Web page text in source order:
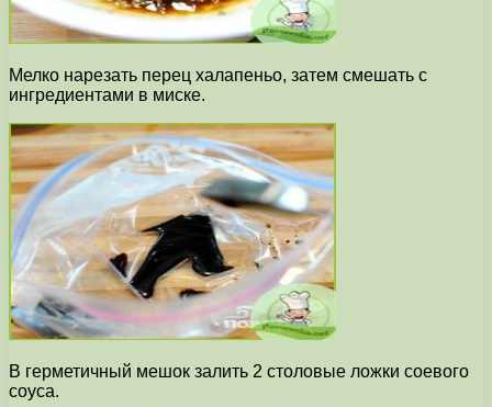
Мелко нарезать перец халапеньо, затем смешать с
ингредиентами в миске.
В герметичный мешок залить 2 столовые ложки соевого
соуса.